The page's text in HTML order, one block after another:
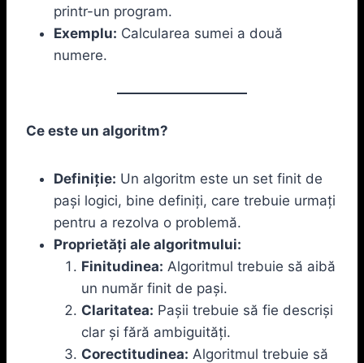
printr-un program.
Exemplu: Calcularea sumei a două
numere.
Ce este un algoritm?
Definiție: Un algoritm este un set finit de
pași logici, bine definiți, care trebuie urmați
pentru a rezolva o problemă.
Proprietăți ale algoritmului:
Finitudinea: Algoritmul trebuie să aibă
un număr finit de pași.
Claritatea: Pașii trebuie să fie descriși
clar și fără ambiguități.
Corectitudinea: Algoritmul trebuie să